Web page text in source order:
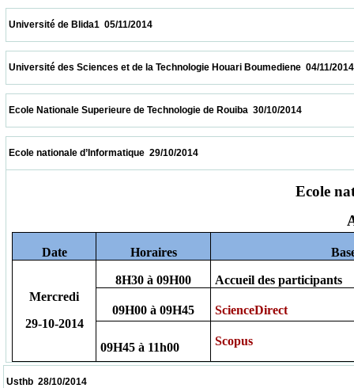
Université de Blida1  05/11/2014
Université des Sciences et de la Technologie Houari
Ecole Nationale Superieure de Technologie de Rouiba  30/10/
Ecole nationale d’Informatique  29/10/2014
Ecole
Date Horaires
Mercredi
29-10-2014
8H30 à 09H00 Accueil des participants
09H00 à 09H45 ScienceDirect
09H45 à 11h00 Scopus
Usthb  28/10/2014